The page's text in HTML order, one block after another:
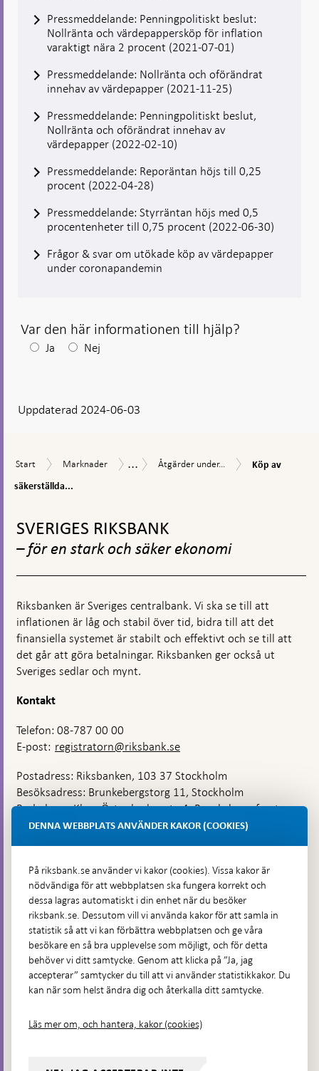
Pressmeddelande: Penningpolitiskt beslut:
Nollränta och värdepappersköp för inflation
varaktigt nära 2 procent (2021-07-01)
Pressmeddelande: Nollränta och oförändrat
innehav av värdepapper (2021-11-25)
Pressmeddelande: Penningpolitiskt beslut,
Nollränta och oförändrat innehav av
värdepapper (2022-02-10)
Pressmeddelande: Reporäntan höjs till 0,25
procent (2022-04-28)
Pressmeddelande: Styrräntan höjs med 0,5
procentenheter till 0,75 procent (2022-06-30)
Frågor & svar om utökade köp av värdepapper
under coronapandemin
Var den här informationen till hjälp?
Efter
visas
Ja Nej
Uppdaterad 2024-06-03
Start
Start Marknader
Marknader
Åtgärder
...
Åtgärder
Åtgärder under...
Köp
Köp av
säkerställda...
toppnavigation
SVERIGES RIKSBANK
– för en stark och säker ekonomi
Riksbanken är Sveriges centralbank. Vi ska se till att
inflationen är låg och stabil över tid, bidra till att det
finansiella systemet är stabilt och effektivt och se till att
det går att göra betalningar. Riksbanken ger också ut
Sveriges sedlar och mynt.
Kontakt
Telefon: 08-787 00 00
E-post: registratorn@riksbank.se
Postadress: Riksbanken, 103 37 Stockholm
Besöksadress: Brunkebergstorg 11, Stockholm
Budadress: Klara Östra kyrkogata 4, Brunkebergsfaret,
Lastplats 6
Hitta direkt
Frågor och svar-
Öppnas
i
ny
flik
Till Riksbankens webbarkiv-
Öppnas
i
ny
Presskontakt
Integritetspolicy
DENNA WEBBPLATS ANVÄNDER KAKOR (COOKIES)
På riksbank.se använder vi kakor (cookies). Vissa kakor är
nödvändiga för att webbplatsen ska fungera korrekt och
dessa lagras automatiskt i din enhet när du besöker
riksbank.se. Dessutom vill vi använda kakor för att samla in
statistik så att vi kan förbättra webbplatsen och ge våra
besökare en så bra upplevelse som möjligt, och för detta
behöver vi ditt samtycke. Genom att klicka på ”Ja, jag
accepterar” samtycker du till att vi använder statistikkakor. Du
kan när som helst ändra dig och återkalla ditt samtycke.
Läs mer om, och hantera, kakor (cookies)